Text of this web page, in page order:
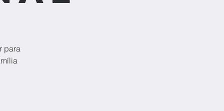
para